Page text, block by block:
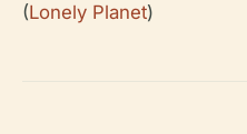
(Lonely Planet)